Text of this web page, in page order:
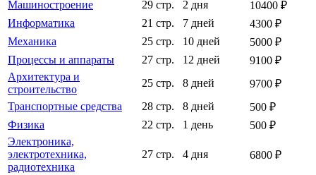
Машиностроение 29 стр. 2 дня
10400 ₽
Информатика
21 стр. 7 дней
4300 ₽
Механика
25 стр. 10 дней
5000 ₽
Процессы и аппараты
27 стр. 12 дней
9100 ₽
Архитектура и
строительство
25 стр. 8 дней
9700 ₽
Транспортные средства
28 стр. 8 дней
500 ₽
Физика
22 стр. 1 день
500 ₽
Электроника,
электротехника,
радиотехника
27 стр. 4 дня 6800 ₽